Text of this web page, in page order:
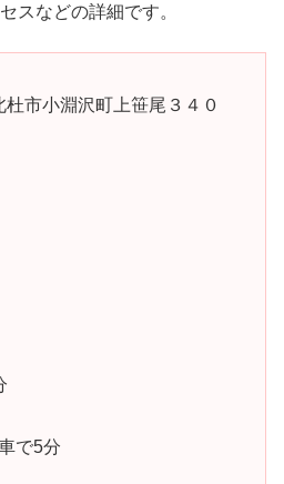
スなどの詳細です。
市小淵沢町上笹尾３４０
で5分